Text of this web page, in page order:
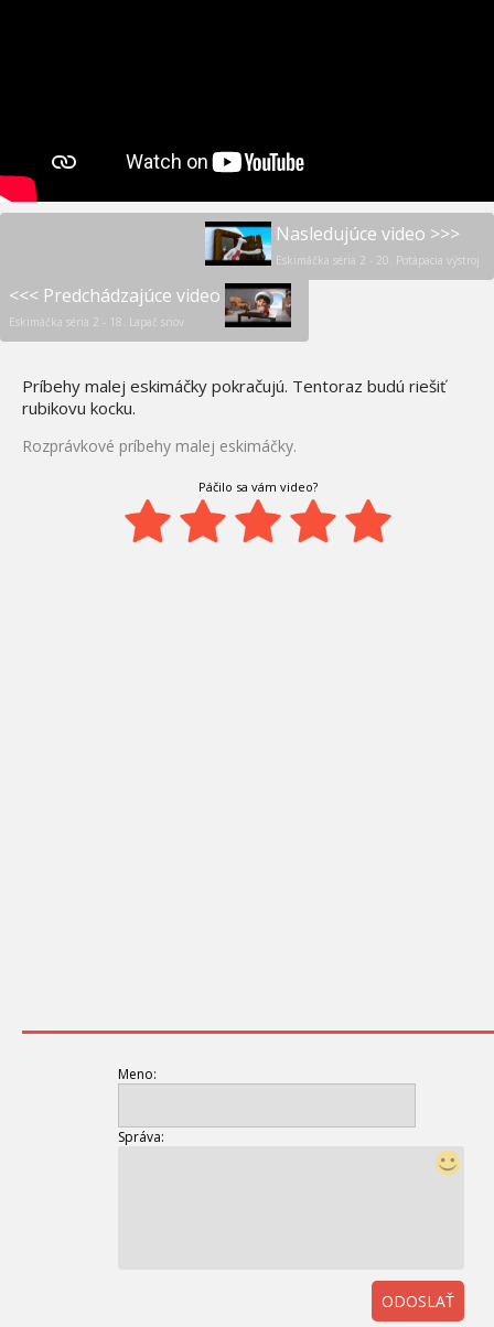
Nasledujúce video >>>
Eskimáčka séria 2 - 20. Potápacia výstroj
<<< Predchádzajúce video
Eskimáčka séria 2 - 18. Lapač snov
Príbehy malej eskimáčky pokračujú. Tentoraz budú riešiť
rubikovu kocku.
Rozprávkové príbehy malej eskimáčky.
Páčilo sa vám video?
Meno:
Správa:
ODOSLAŤ